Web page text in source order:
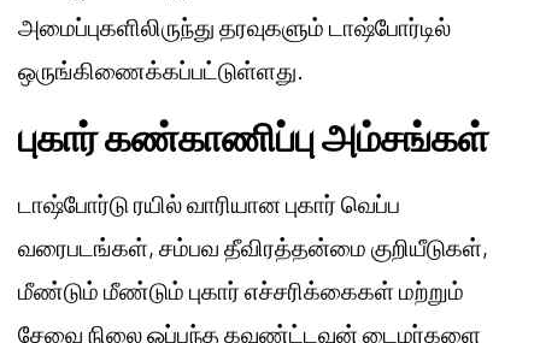
அமைப்புகளிலிருந்து தரவுகளும் டாஷ்போர்டில்
ஒருங்கிணைக்கப்பட்டுள்ளது.
புகார் கண்காணிப்பு அம்சங்கள்
டாஷ்போர்டு ரயில் வாரியான புகார் வெப்ப
வரைபடங்கள், சம்பவ தீவிரத்தன்மை குறியீடுகள்,
மீண்டும் மீண்டும் புகார் எச்சரிக்கைகள் மற்றும்
சேவை நிலை ஒப்பந்த கவுண்ட்டவுன் டைமர்களை